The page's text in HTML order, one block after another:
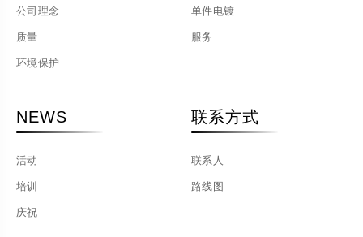
公司理念
质量
环境保护
单件电镀
服务
NEWS
活动
培训
庆祝
联系方式
联系人
路线图